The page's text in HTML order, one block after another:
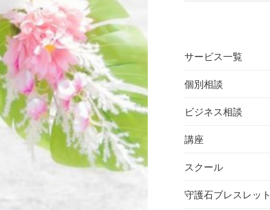
サービス一覧
個別相談
ビジネス相談
講座
スクール
守護石ブレスレット